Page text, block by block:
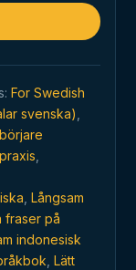
For Swedish
svenska)
Långsam
fraser på
indonesisk
Lätt